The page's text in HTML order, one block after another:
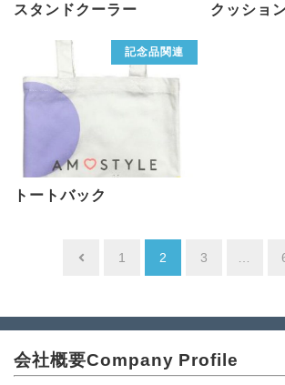
スタンドクーラー クッショ
記念品関連
トートバック
の
ー
1 2 3
会社概要Company Profile